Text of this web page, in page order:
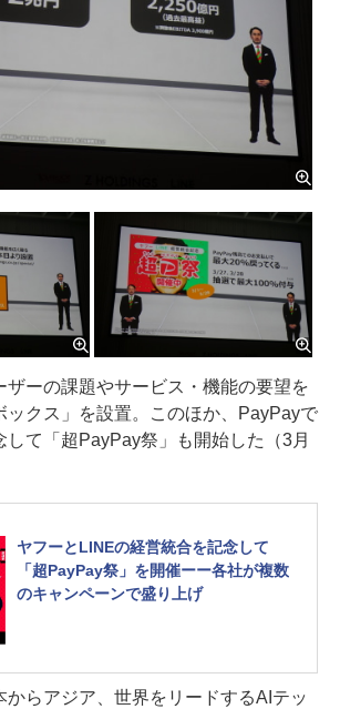
ーの課題やサービス・機能の要望を
ックス」を設置。このほか、PayPayで
して「超PayPay祭」も開始した（3月
ヤフーとLINEの経営統合を記念して
「超PayPay祭」を開催ーー各社が複数
のキャンペーンで盛り上げ
らアジア、世界をリードするAIテッ